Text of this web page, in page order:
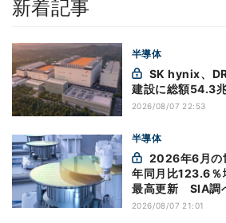
新着記事
半導体
建設に総額54.3
2026/08/07 22:53
半導体
年同月比123.6％
最高更新 SIA調
2026/08/07 21:01